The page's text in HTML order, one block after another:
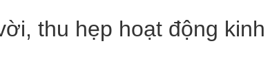
thu hẹp hoạt động kinh